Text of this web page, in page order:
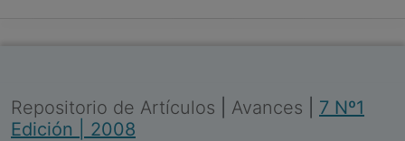
Repositorio de Artículos Avances
7 Nº1
Edición | 2008